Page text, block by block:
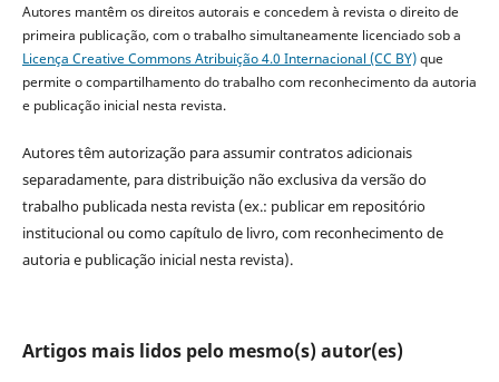
Autores mantêm os direitos autorais e concedem à revista o direito de
primeira publicação, com o trabalho simultaneamente licenciado sob a
Licença Creative Commons Atribuição 4.0 Internacional (CC BY)que
permite o compartilhamento do trabalho com reconhecimento da autoria
e publicação inicial nesta revista.
Autores têm autorização para assumir contratos adicionais
separadamente, para distribuição não exclusiva da versão do
trabalho publicada nesta revista (ex.: publicar em repositório
institucional ou como capítulo de livro, com reconhecimento de
autoria e publicação inicial nesta revista).
Artigos mais lidos pelo mesmo(s) autor(es)